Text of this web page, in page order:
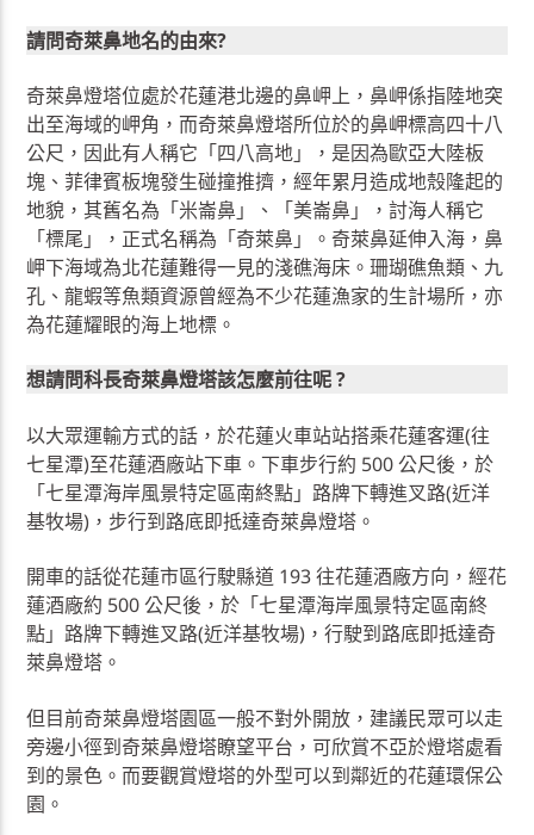
請問奇萊鼻地名的由來?
奇萊鼻燈塔位處於花蓮港北邊的鼻岬上，鼻岬係指陸地突
出至海域的岬角，而奇萊鼻燈塔所位於的鼻岬標高四十八
公尺，因此有人稱它「四八高地」，是因為歐亞大陸板
塊、菲律賓板塊發生碰撞推擠，經年累月造成地殼隆起的
地貌，其舊名為「米崙鼻」、「美崙鼻」，討海人稱它
「標尾」，正式名稱為「奇萊鼻」。奇萊鼻延伸入海，鼻
岬下海域為北花蓮難得一見的淺礁海床。珊瑚礁魚類、九
孔、龍蝦等魚類資源曾經為不少花蓮漁家的生計場所，亦
為花蓮耀眼的海上地標。
想請問科長奇萊鼻燈塔該怎麼前往呢 ?
以大眾運輸方式的話，於花蓮火車站站搭乘花蓮客運(往
七星潭)至花蓮酒廠站下車。下車步行約 500 公尺後，於
「七星潭海岸風景特定區南終點」路牌下轉進叉路(近洋
基牧場)，步行到路底即抵達奇萊鼻燈塔。
開車的話從花蓮市區行駛縣道 193 往花蓮酒廠方向，經花
蓮酒廠約 500 公尺後，於「七星潭海岸風景特定區南終
點」路牌下轉進叉路(近洋基牧場)，行駛到路底即抵達奇
萊鼻燈塔。
但目前奇萊鼻燈塔園區一般不對外開放，建議民眾可以走
旁邊小徑到奇萊鼻燈塔瞭望平台，可欣賞不亞於燈塔處看
到的景色。而要觀賞燈塔的外型可以到鄰近的花蓮環保公
園。